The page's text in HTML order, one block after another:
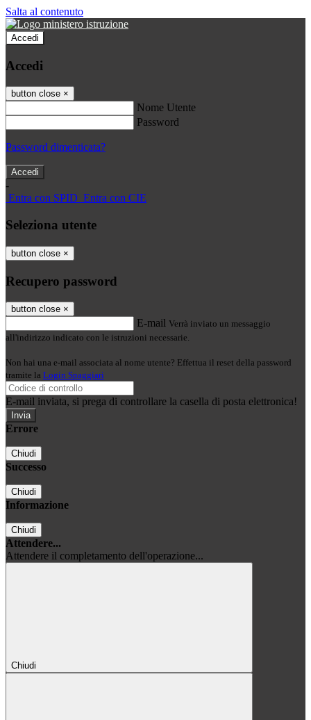
Salta al contenuto
Accedi
Accedi
button close ×
Nome Utente
Password
Password dimenticata?
-
Entra con SPID Entra con CIE
Seleziona utente
button close ×
Recupero password
button close ×
E-mail Verrà inviato un messaggio
all'indirizzo indicato con le istruzioni necessarie.
Non hai una e-mail associata al nome utente? Effettua il reset della password
tramite la Login Spaggiari
E-mail inviata, si prega di controllare la casella di posta elettronica!
Errore
Chiudi
Successo
Chiudi
Informazione
Chiudi
Attendere...
Attendere il completamento dell'operazione...
Chiudi